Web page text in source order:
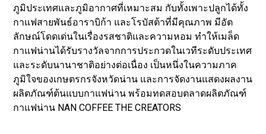
ภูมิประเทศและภูมิอากาศที่เหมาะสม กับทั้งเพาะปลูกได้ทั้ง
กาแฟสายพันธ์อาราบิก้า และโรบัสต้าที่มีคุณภาพ มีอัต
ลักษณ์โดดเด่นในเรื่องรสชาติและความหอม ทำให้เมล็ด
กาแฟน่านได้รับรางวัลจากการประกวดในเวทีระดับประเทศ
และระดับนานาชาติอย่างต่อเนื่อง เป็นหนึ่งในความภาค
ภูมิใจของเกษตรกรจังหวัดน่าน และการจัดงานแสดงผลงาน
ผลิตภัณฑ์ต้นแบบกาแฟน่าน พร้อมทดสอบตลาดผลิตภัณฑ์
กาแฟน่าน NAN COFFEE THE CREATORS